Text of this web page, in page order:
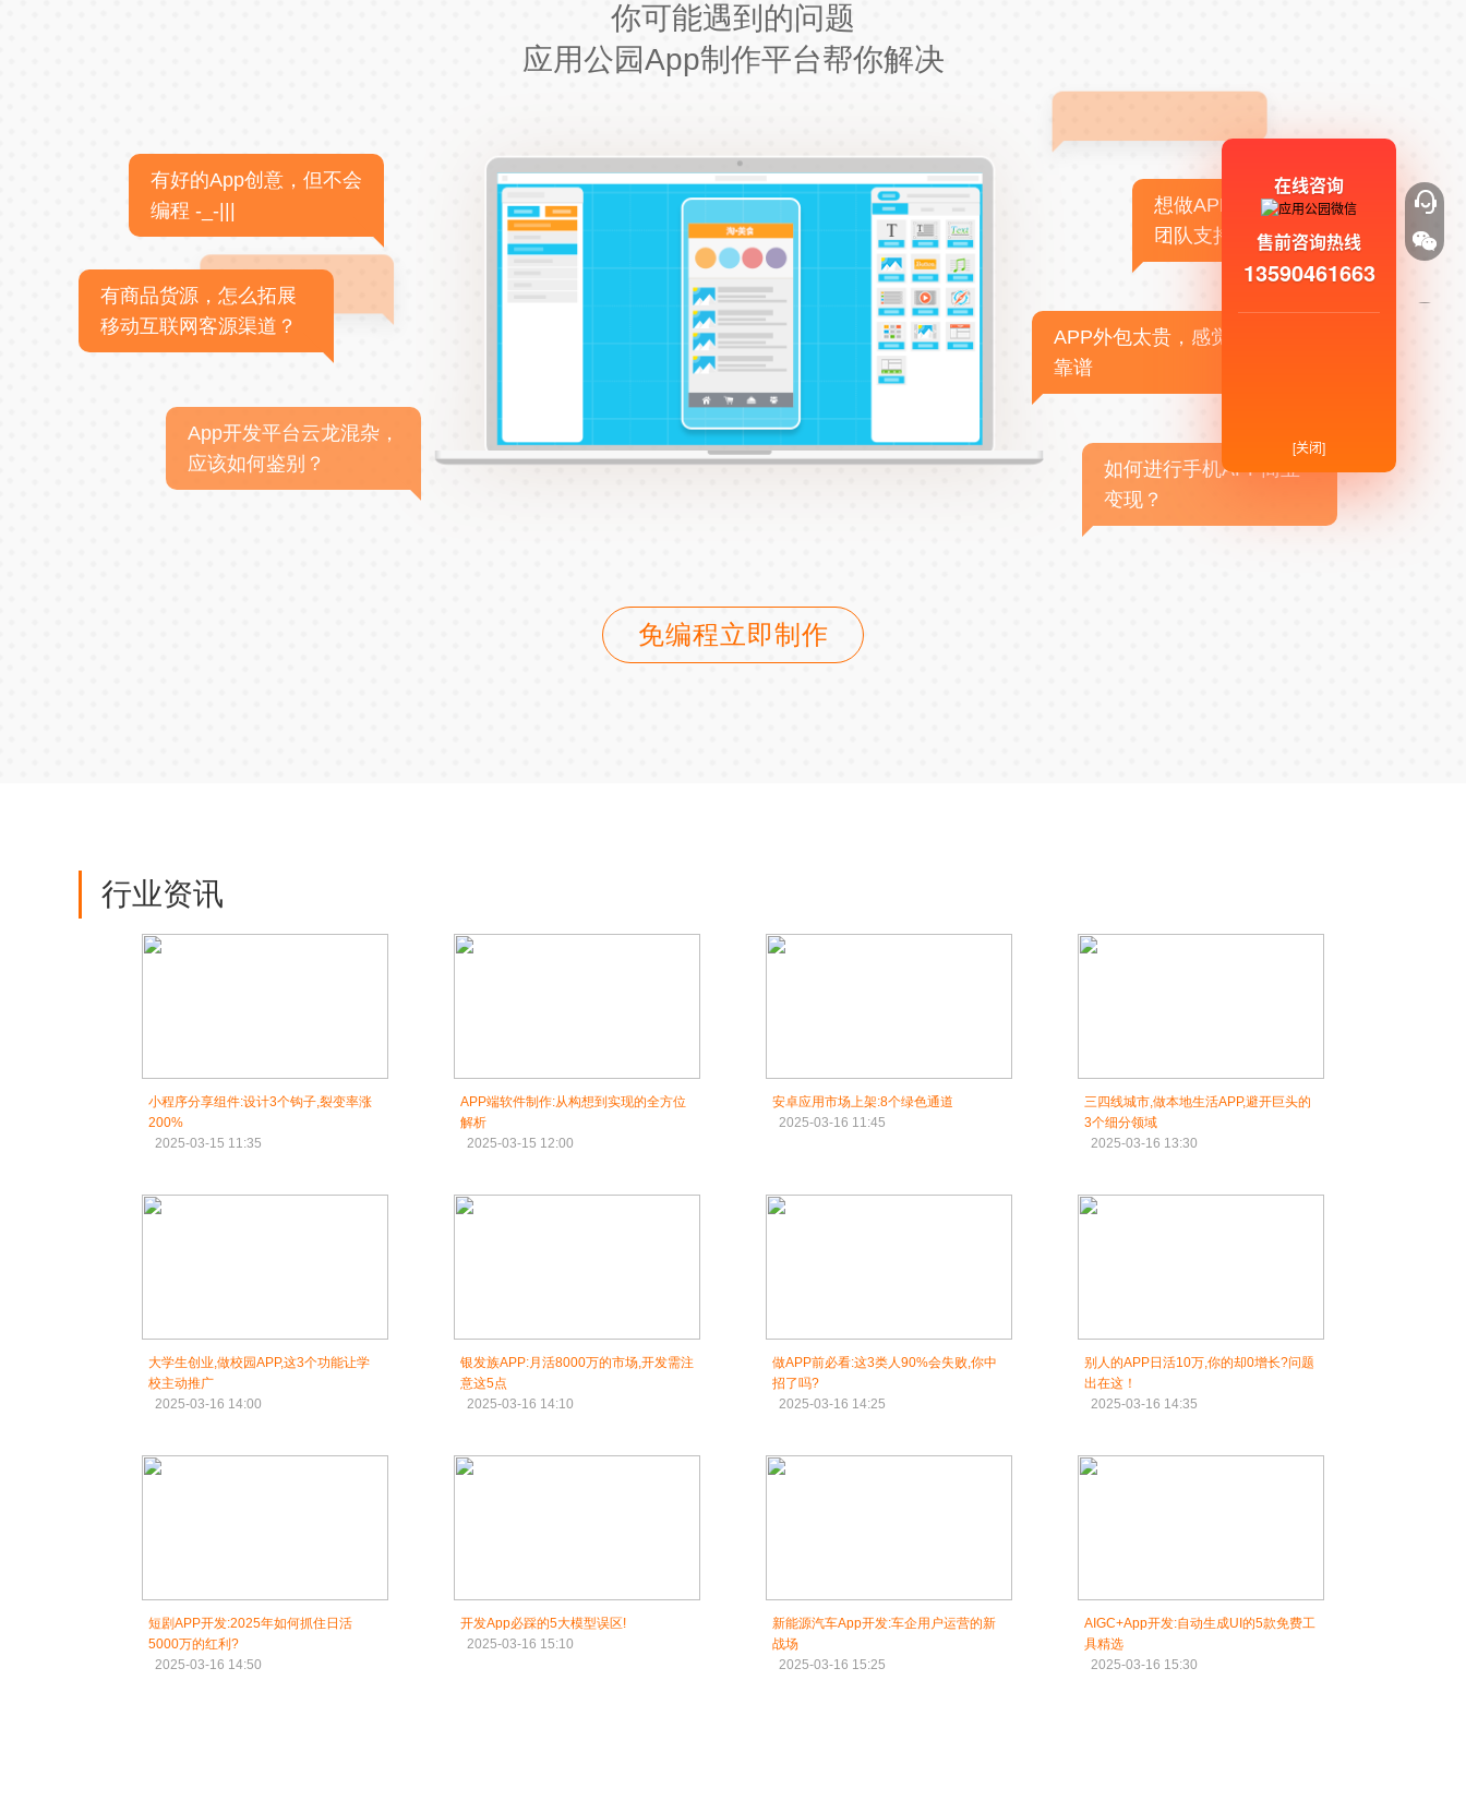
你可能遇到的问题
应用公园App制作平台帮你解决
有好的App创意，但不会
编程 -_-|||
有商品货源，怎么拓展
移动互联网客源渠道？
App开发平台云龙混杂，
应该如何鉴别？
想做APP，但没有技术
团队支持
APP外包太贵，感觉不
靠谱
如何进行手机APP商业
变现？
免编程立即制作
行业资讯
小程序分享组件:设计3个钩子,裂变率涨
200%
2025-03-15 11:35
APP端软件制作:从构想到实现的全方位
解析
2025-03-15 12:00
安卓应用市场上架:8个绿色通道
2025-03-16 11:45
三四线城市,做本地生活APP,避开巨头的
3个细分领域
2025-03-16 13:30
大学生创业,做校园APP,这3个功能让学
校主动推广
2025-03-16 14:00
银发族APP:月活8000万的市场,开发需注
意这5点
2025-03-16 14:10
做APP前必看:这3类人90%会失败,你中
招了吗?
2025-03-16 14:25
别人的APP日活10万,你的却0增长?问题
出在这！
2025-03-16 14:35
短剧APP开发:2025年如何抓住日活
5000万的红利?
2025-03-16 14:50
开发App必踩的5大模型误区!
2025-03-16 15:10
新能源汽车App开发:车企用户运营的新
战场
2025-03-16 15:25
AIGC+App开发:自动生成UI的5款免费工
具精选
2025-03-16 15:30
在线咨询
售前咨询热线
13590461663
[关闭]